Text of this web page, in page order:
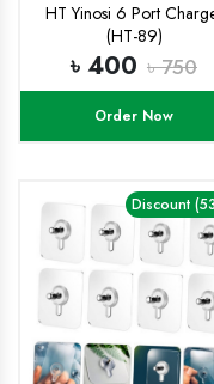
HT Yinosi 6 Port
(HT-89)
৳ 400 ৳ 750
Order Now
Discount